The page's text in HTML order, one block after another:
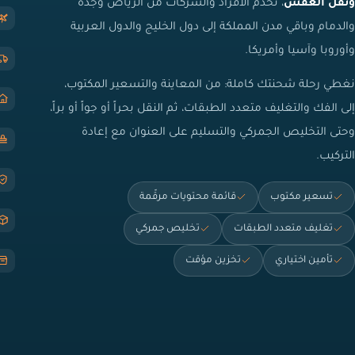
ونقل العفش، تخدم الأفراد والشركات من الرياض وجدة
والدمام وباقي مدن المملكة إلى دول الخليج والدول العربية
وأوروبا وآسيا وأمريكا.
نغطي رحلة شحنتك كاملة: من المعاينة والتسعير المكتوب،
إلى الفك والتغليف متعدد الطبقات، ثم النقل بحراً أو جواً أو براً،
وحتى التخليص الجمركي والتسليم على العنوان مع إعادة
التركيب.
تسعير مكتوب قائمة محتويات مرقّمة
تغليف متعدد الطبقات تخليص جمركي
تأمين اختياري تخزين مؤقت